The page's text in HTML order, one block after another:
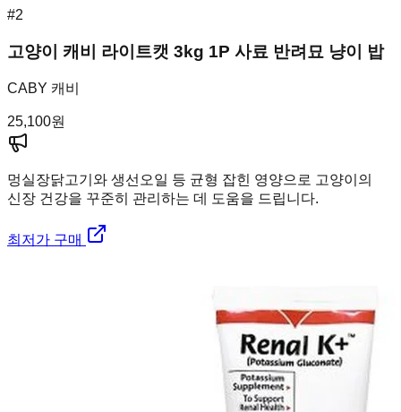
#2
고양이 캐비 라이트캣 3kg 1P 사료 반려묘 냥이 밥
CABY 캐비
25,100원
멍실장닭고기와 생선오일 등 균형 잡힌 영양으로 고양이의
신장 건강을 꾸준히 관리하는 데 도움을 드립니다.
최저가 구매